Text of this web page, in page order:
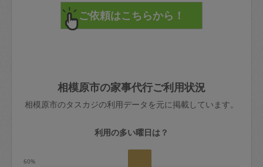
直前キャンセル料：
72時間前〜24時間前＝依頼料金の50%
依頼者不在による当日キャンセル＝依頼
金額の100%＋交通費全額
※例：依頼日時／土曜日午前9時開始の場
みてください。
その後、一番気に入ったタスカジさんに
てください。
不在時に部屋に入るためにタスカジさん
きた場合は損害保険の対象外となるので
ご注意ください。
で、必ず鍵のかかるロッカーや金庫に入
れて依頼者の責任の元管理するよう心掛
けてください。
玉、など
あわせてこちらも参照ください：初めて
はありますか？
相模原市の家事代行ご利用状況
相模原市のタスカジの利用データを元に掲載しています。
利用の多い曜日は？
60%